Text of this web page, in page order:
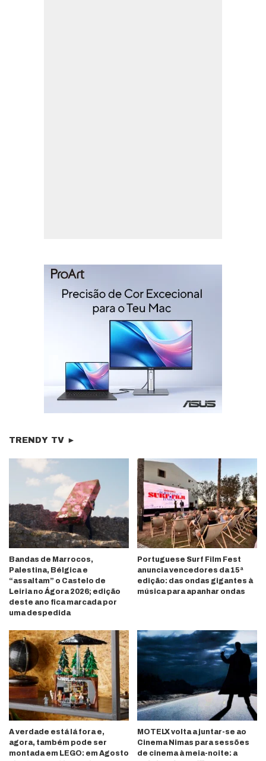
TRENDY TV ►
Bandas de Marrocos,
Palestina, Bélgica e
“assaltam” o Castelo de
Leiria no Ágora 2026; edição
deste ano fica marcada por
uma despedida
Portuguese Surf Film Fest
anuncia vencedores da 15ª
edição: das ondas gigantes à
música para apanhar ondas
A verdade está lá fora e,
agora, também pode ser
montada em LEGO: em Agosto
MOTELX volta a juntar-se ao
Cinema Nimas para sessões
de cinema à meia-noite: a